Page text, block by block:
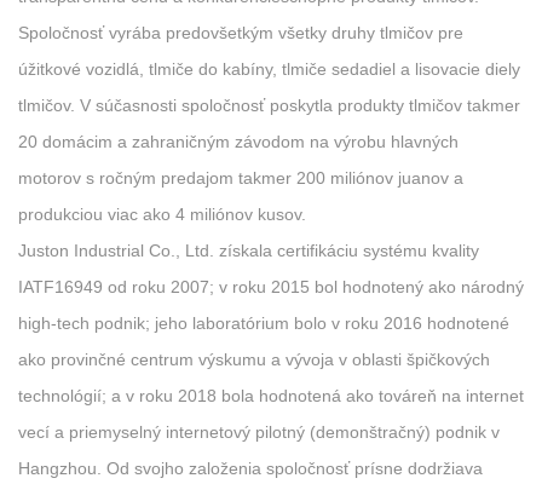
Spoločnosť vyrába predovšetkým všetky druhy tlmičov pre
úžitkové vozidlá, tlmiče do kabíny, tlmiče sedadiel a lisovacie diely
tlmičov. V súčasnosti spoločnosť poskytla produkty tlmičov takmer
20 domácim a zahraničným závodom na výrobu hlavných
motorov s ročným predajom takmer 200 miliónov juanov a
produkciou viac ako 4 miliónov kusov.
Juston Industrial Co., Ltd. získala certifikáciu systému kvality
IATF16949 od roku 2007; v roku 2015 bol hodnotený ako národný
high-tech podnik; jeho laboratórium bolo v roku 2016 hodnotené
ako provinčné centrum výskumu a vývoja v oblasti špičkových
technológií; a v roku 2018 bola hodnotená ako továreň na internet
vecí a priemyselný internetový pilotný (demonštračný) podnik v
Hangzhou. Od svojho založenia spoločnosť prísne dodržiava